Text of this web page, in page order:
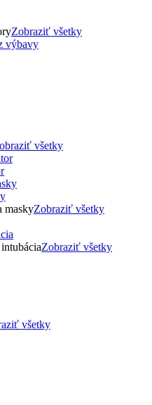
Zobraziť všetky
všetky
maskyZobraziť všetky
Zobraziť všetky
všetky